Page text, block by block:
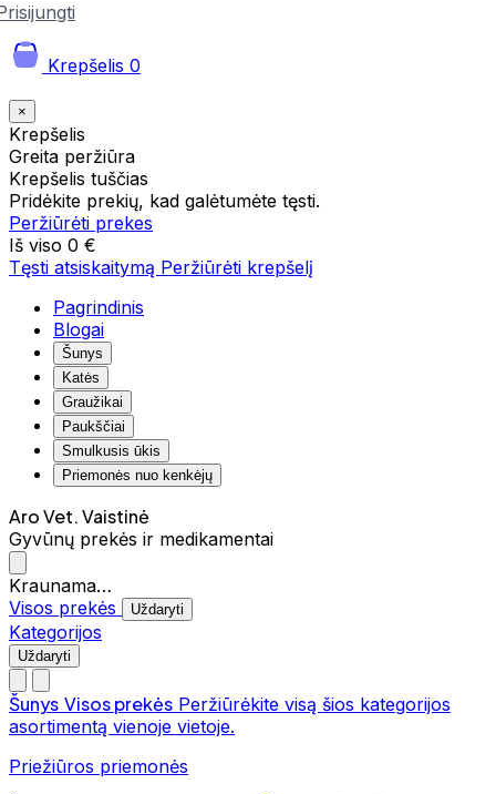
Krepšelis 0
×
Krepšelis
Greita peržiūra
Krepšelis tuščias
Pridėkite prekių, kad galėtumėte tęsti.
Peržiūrėti prekes
Iš viso 0 €
Tęsti atsiskaitymą Peržiūrėti krepšelį
Pagrindinis
Blogai
Šunys
Katės
Graužikai
Paukščiai
Smulkusis ūkis
Priemonės nuo kenkėjų
Aro Vet. Vaistinė
Gyvūnų prekės ir medikamentai
Kraunama…
Visos prekės
Uždaryti
Kategorijos
Uždaryti
Šunys Visos prekės Peržiūrėkite visą šios kategorijos
asortimentą vienoje vietoje.
Priežiūros priemonės